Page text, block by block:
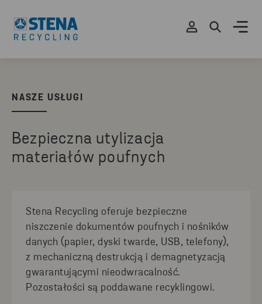
NASZE USŁUGI
Bezpieczna utylizacja
materiałów poufnych
Stena Recycling oferuje bezpieczne
niszczenie dokumentów poufnych i nośników
danych (papier, dyski twarde, USB, telefony),
z mechaniczną destrukcją i demagnetyzacją
gwarantującymi nieodwracalność.
Pozostałości są poddawane recyklingowi.